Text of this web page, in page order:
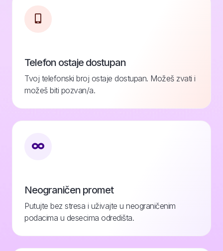
Telefon ostaje dostupan
Tvoj telefonski broj ostaje dostupan. Možeš zvati i
možeš biti pozvan/a.
Neograničen promet
Putujte bez stresa i uživajte u neograničenim
podacima u desecima odredišta.